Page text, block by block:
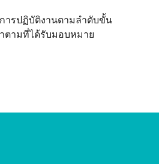
ารปฏิบัติงานตามลําดับขั้น
ตามที่ได้รับมอบหมาย